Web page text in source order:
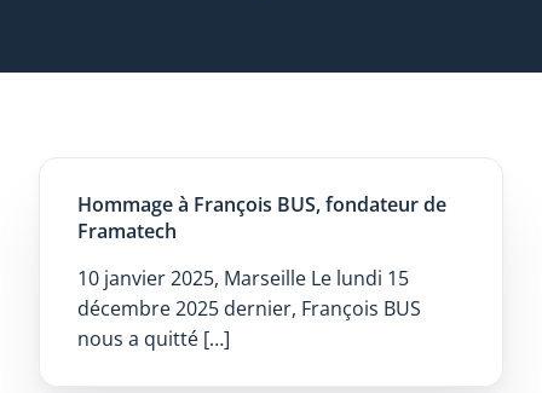
Hommage à François BUS, fondateur de
Framatech
10 janvier 2025, Marseille Le lundi 15
décembre 2025 dernier, François BUS
nous a quitté […]